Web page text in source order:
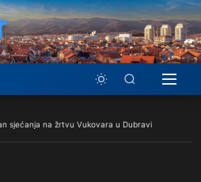
sjećanja na žrtvu Vukovara u Dubravi